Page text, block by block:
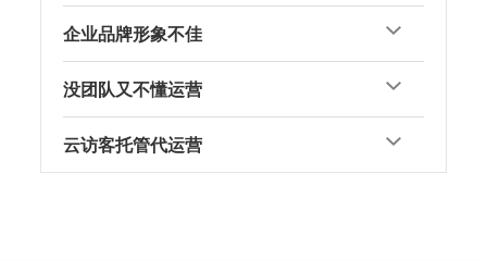
企业品牌形象不佳
没团队又不懂运营
云访客托管代运营